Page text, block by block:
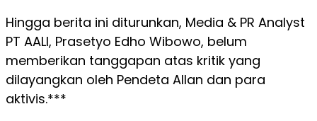
Hingga berita ini diturunkan, Media & PR Analyst
PT AALI, Prasetyo Edho Wibowo, belum
memberikan tanggapan atas kritik yang
dilayangkan oleh Pendeta Allan dan para
aktivis.***